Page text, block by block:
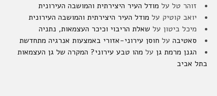
זוהר טל על מודל העיר היצירתית והמושבה העירונית
יואב קוטיק על מודל העיר היצירתית והמושבה העירונית
מיכל ביטון על שאלת הריבוי וכיכר העצמאות, נתניה
סאטיבה על חוסן עירוני-אזורי באמצעות אנרגיה מתחדשת
הגנן מרמת גן על מהו טבע עירוני? המקרה של גן העצמאות
בתל אביב